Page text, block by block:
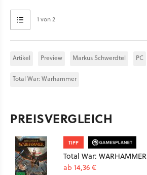
1 von 2
Artikel Preview Markus Schwerdtel PC
Total War: Warhammer
PREISVERGLEICH
TIPP
Total War: WARHAMMER
ab 14,36 €